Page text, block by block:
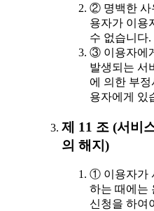
② 명백한 사
용자가 이용
수 없습니다.
③ 이용자에
발생되는 서
에 의한 부정
용자에게 있
제 11 조 (서비
의 해지)
① 이용자가
하는 때에는
신청을 하여